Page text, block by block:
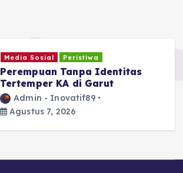
Ragam
Safari Tantan Sulthon
Bukhawan Berakhir di Ciamis
Admin - Inovatif89
Agustus 5, 2026